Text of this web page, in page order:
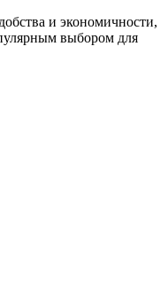
и экономичности,
выбором для